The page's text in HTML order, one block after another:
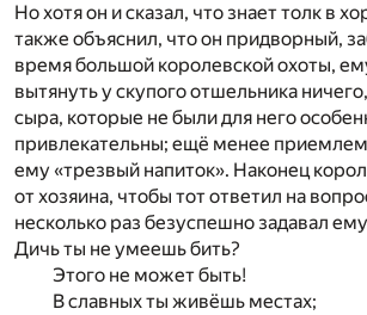
Но хотя он и сказал, что знает толк в
также объяснил, что он придворный,
время большой королевской охоты,
вытянуть у скупого отшельника
сыра, которые не были для него
привлекательны; ещё менее
ему «трезвый напиток». Наконец
от хозяина, чтобы тот ответил на
несколько раз безуспешно задавал
Дичь ты не умеешь бить?
Этого не может быть!
В славных ты живёшь местах;